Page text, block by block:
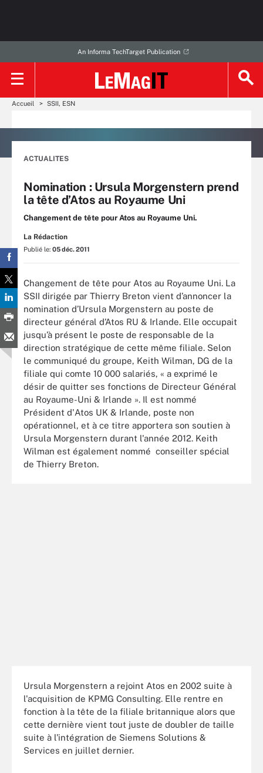
An Informa TechTarget Publication
Accueil SSII, ESN
ACTUALITES
Nomination : Ursula Morgenstern prend
la tête d’Atos au Royaume Uni
Changement de tête pour Atos au Royaume Uni.
La Rédaction
Publié le: 05 déc. 2011
Changement de tête pour Atos au Royaume Uni. La
SSII dirigée par Thierry Breton vient d’annoncer la
nomination d’Ursula Morgenstern au poste de
directeur général d’Atos RU & Irlande. Elle occupait
jusqu’à présent le poste de responsable de la
direction stratégique de cette même filiale. Selon
le communiqué du groupe, Keith Wilman, DG de la
filiale qui comte 10 000 salariés, « a exprimé le
désir de quitter ses fonctions de Directeur Général
au Royaume-Uni & Irlande ». Il est nommé
Président d'Atos UK & Irlande, poste non
opérationnel, et à ce titre apportera son soutien à
Ursula Morgenstern durant l'année 2012. Keith
Wilman est également nommé conseiller spécial
de Thierry Breton.
Ursula Morgenstern a rejoint Atos en 2002 suite à
l'acquisition de KPMG Consulting. Elle rentre en
fonction à la tête de la filiale britannique alors que
cette dernière vient tout juste de doubler de taille
suite à l'intégration de Siemens Solutions &
Services en juillet dernier.